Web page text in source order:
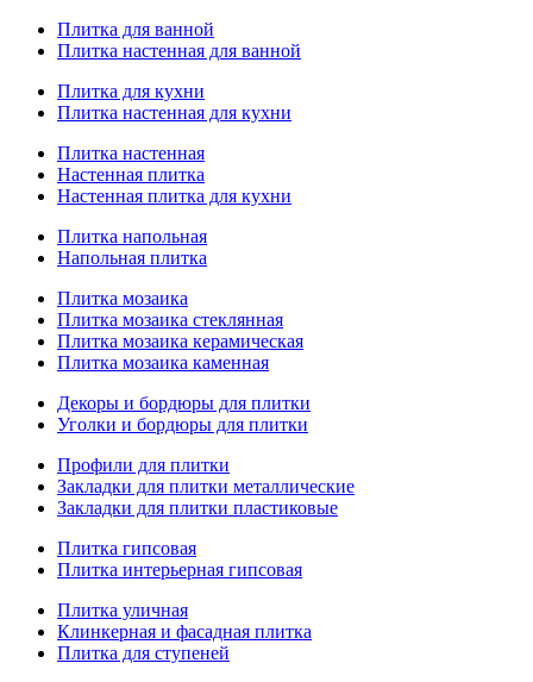
Плитка для ванной
Плитка настенная для ванной
Плитка для кухни
Плитка настенная для кухни
Плитка настенная
Настенная плитка
Настенная плитка для кухни
Плитка напольная
Напольная плитка
Плитка мозаика
Плитка мозаика стеклянная
Плитка мозаика керамическая
Плитка мозаика каменная
Декоры и бордюры для плитки
Уголки и бордюры для плитки
Профили для плитки
Закладки для плитки металлические
Закладки для плитки пластиковые
Плитка гипсовая
Плитка интерьерная гипсовая
Плитка уличная
Клинкерная и фасадная плитка
Плитка для ступеней